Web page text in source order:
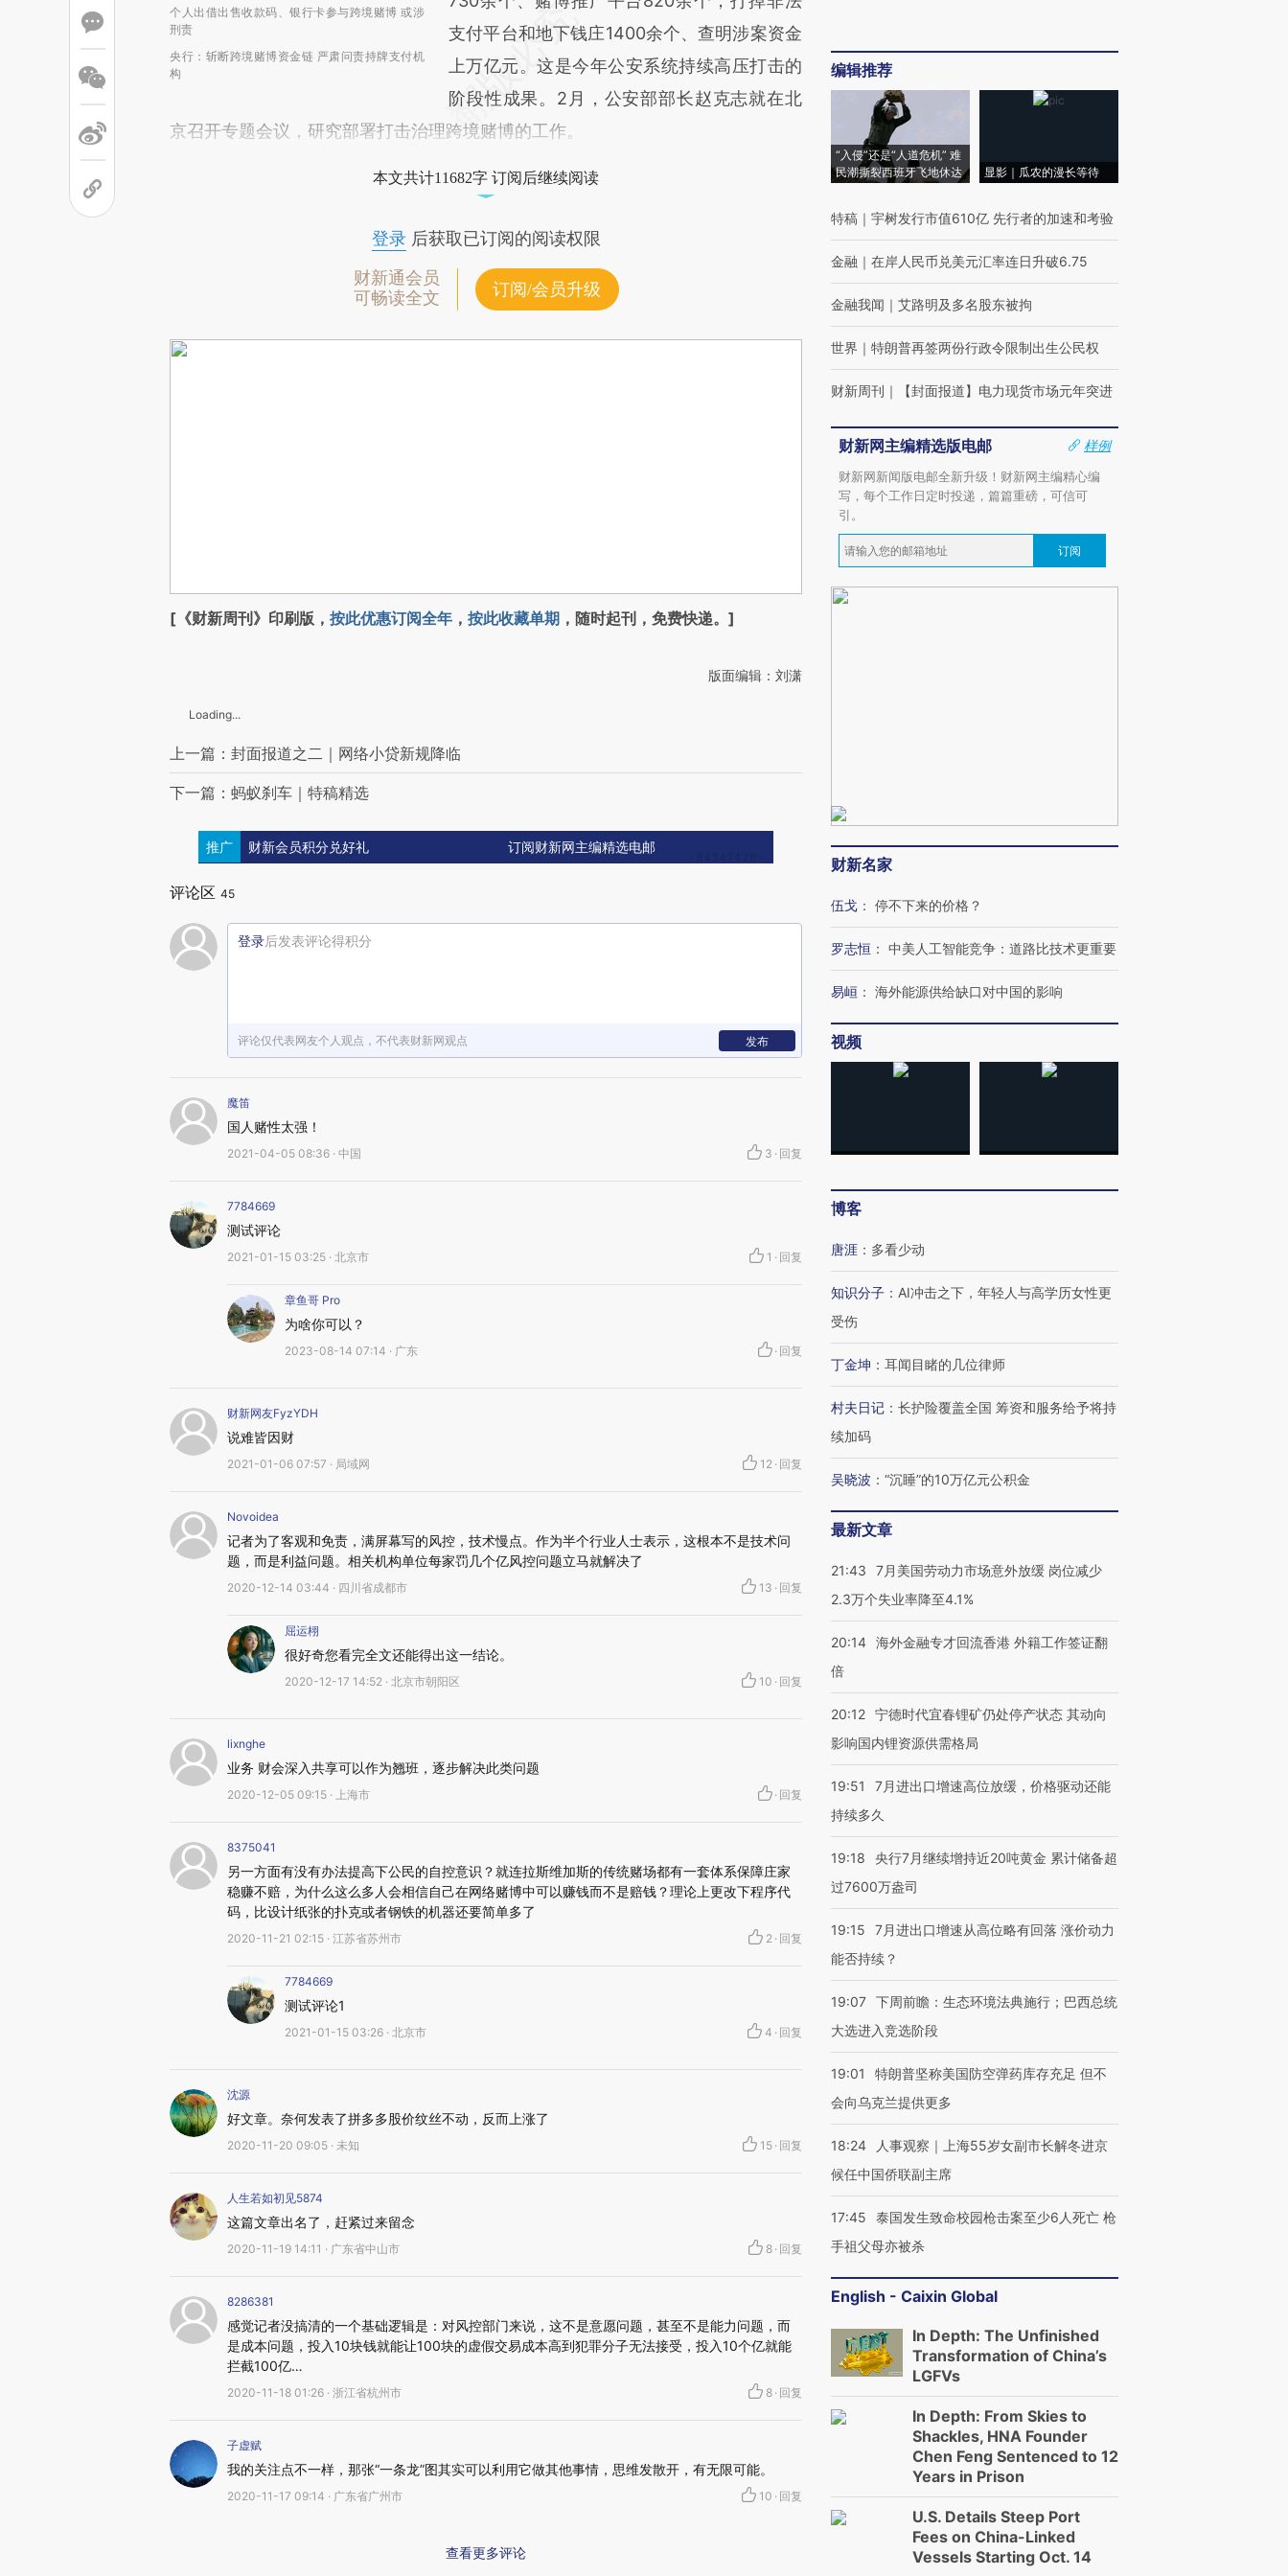
个人出借出售收款码、银行卡参与跨境赌博 或涉
刑责
央行：斩断跨境赌博资金链 严肃问责持牌支付机
构
支付平台和地下钱庄1400余个、查明涉案资金
上万亿元。这是今年公安系统持续高压打击的
阶段性成果。2月，公安部部长赵克志就在北
京召开专题会议，研究部署打击治理跨境赌博的工作。
本文共计11682字 订阅后继续阅读
登录后获取已订阅的阅读权限
财新通会员
可畅读全文
订阅/会员升级
[《财新周刊》印刷版， 按此优惠订阅全年 ， 按此收藏单期 ，随时起刊，免费快递。]
版面编辑：刘潇
Loading...
上一篇：封面报道之二｜网络小贷新规降临
下一篇：蚂蚁刹车｜特稿精选
推广 财新会员积分兑好礼 订阅财新网主编精选电邮
评论区 45
登录后发表评论得积分
评论仅代表网友个人观点，不代表财新网观点 发布
魔笛
国人赌性太强！
2021-04-05 08:36 · 中国 3 · 回复
7784669
测试评论
2021-01-15 03:25 · 北京市 1 · 回复
章鱼哥 Pro
为啥你可以？
2023-08-14 07:14 · 广东 · 回复
财新网友FyzYDH
说难皆因财
2021-01-06 07:57 · 局域网 12 · 回复
Novoidea
记者为了客观和免责，满屏幕写的风控，技术慢点。作为半个行业人士表示，这根本不是技术问
题，而是利益问题。相关机构单位每家罚几个亿风控问题立马就解决了
2020-12-14 03:44 · 四川省成都市 13 · 回复
屈运栩
很好奇您看完全文还能得出这一结论。
2020-12-17 14:52 · 北京市朝阳区 10 · 回复
lixnghe
业务 财会深入共享可以作为翘班，逐步解决此类问题
2020-12-05 09:15 · 上海市 · 回复
8375041
另一方面有没有办法提高下公民的自控意识？就连拉斯维加斯的传统赌场都有一套体系保障庄家
稳赚不赔，为什么这么多人会相信自己在网络赌博中可以赚钱而不是赔钱？理论上更改下程序代
码，比设计纸张的扑克或者钢铁的机器还要简单多了
2020-11-21 02:15 · 江苏省苏州市 2 · 回复
7784669
测试评论1
2021-01-15 03:26 · 北京市 4 · 回复
沈源
好文章。奈何发表了拼多多股价纹丝不动，反而上涨了
2020-11-20 09:05 · 未知 15 · 回复
人生若如初见5874
这篇文章出名了，赶紧过来留念
2020-11-19 14:11 · 广东省中山市 8 · 回复
8286381
感觉记者没搞清的一个基础逻辑是：对风控部门来说，这不是意愿问题，甚至不是能力问题，而
是成本问题，投入10块钱就能让100块的虚假交易成本高到犯罪分子无法接受，投入10个亿就能
拦截100亿…
2020-11-18 01:26 · 浙江省杭州市 8 · 回复
子虚赋
我的关注点不一样，那张“一条龙”图其实可以利用它做其他事情，思维发散开，有无限可能。
2020-11-17 09:14 · 广东省广州市 10 · 回复
查看更多评论
编辑推荐
“入侵”还是“人道危机” 难
民潮撕裂西班牙飞地休达
显影｜瓜农的漫长等待
特稿 ｜ 宇树发行市值610亿 先行者的加速和考验
金融 ｜ 在岸人民币兑美元汇率连日升破6.75
金融我闻 ｜ 艾路明及多名股东被拘
世界 ｜ 特朗普再签两份行政令限制出生公民权
财新周刊 ｜ 【封面报道】电力现货市场元年突进
财新网主编精选版电邮
样例
财新网新闻版电邮全新升级！财新网主编精心编
写，每个工作日定时投递，篇篇重磅，可信可
引。
订阅
财新名家
伍戈 ： 停不下来的价格？
罗志恒 ： 中美人工智能竞争：道路比技术更重要
易峘 ： 海外能源供给缺口对中国的影响
视频
博客
唐涯 ： 多看少动
知识分子 ： AI冲击之下，年轻人与高学历女性更
受伤
丁金坤 ： 耳闻目睹的几位律师
村夫日记 ： 长护险覆盖全国 筹资和服务给予将持
续加码
吴晓波 ： “沉睡”的10万亿元公积金
最新文章
21:43
7月美国劳动力市场意外放缓 岗位减少
2.3万个失业率降至4.1%
20:14 海外金融专才回流香港 外籍工作签证翻
倍
20:12 宁德时代宜春锂矿仍处停产状态 其动向
影响国内锂资源供需格局
19:51
7月进出口增速高位放缓，价格驱动还能
持续多久
19:18
央行7月继续增持近20吨黄金 累计储备超
过7600万盎司
19:15
7月进出口增速从高位略有回落 涨价动力
能否持续？
19:07 下周前瞻：生态环境法典施行；巴西总统
大选进入竞选阶段
19:01
特朗普坚称美国防空弹药库存充足 但不
会向乌克兰提供更多
18:24
人事观察｜上海55岁女副市长解冬进京
候任中国侨联副主席
17:45
泰国发生致命校园枪击案至少6人死亡 枪
手祖父母亦被杀
English - Caixin Global
In Depth: The Unfinished
Transformation of China’s
LGFVs
In Depth: From Skies to
Shackles, HNA Founder
Chen Feng Sentenced to 12
Years in Prison
U.S. Details Steep Port
Fees on China-Linked
Vessels Starting Oct. 14